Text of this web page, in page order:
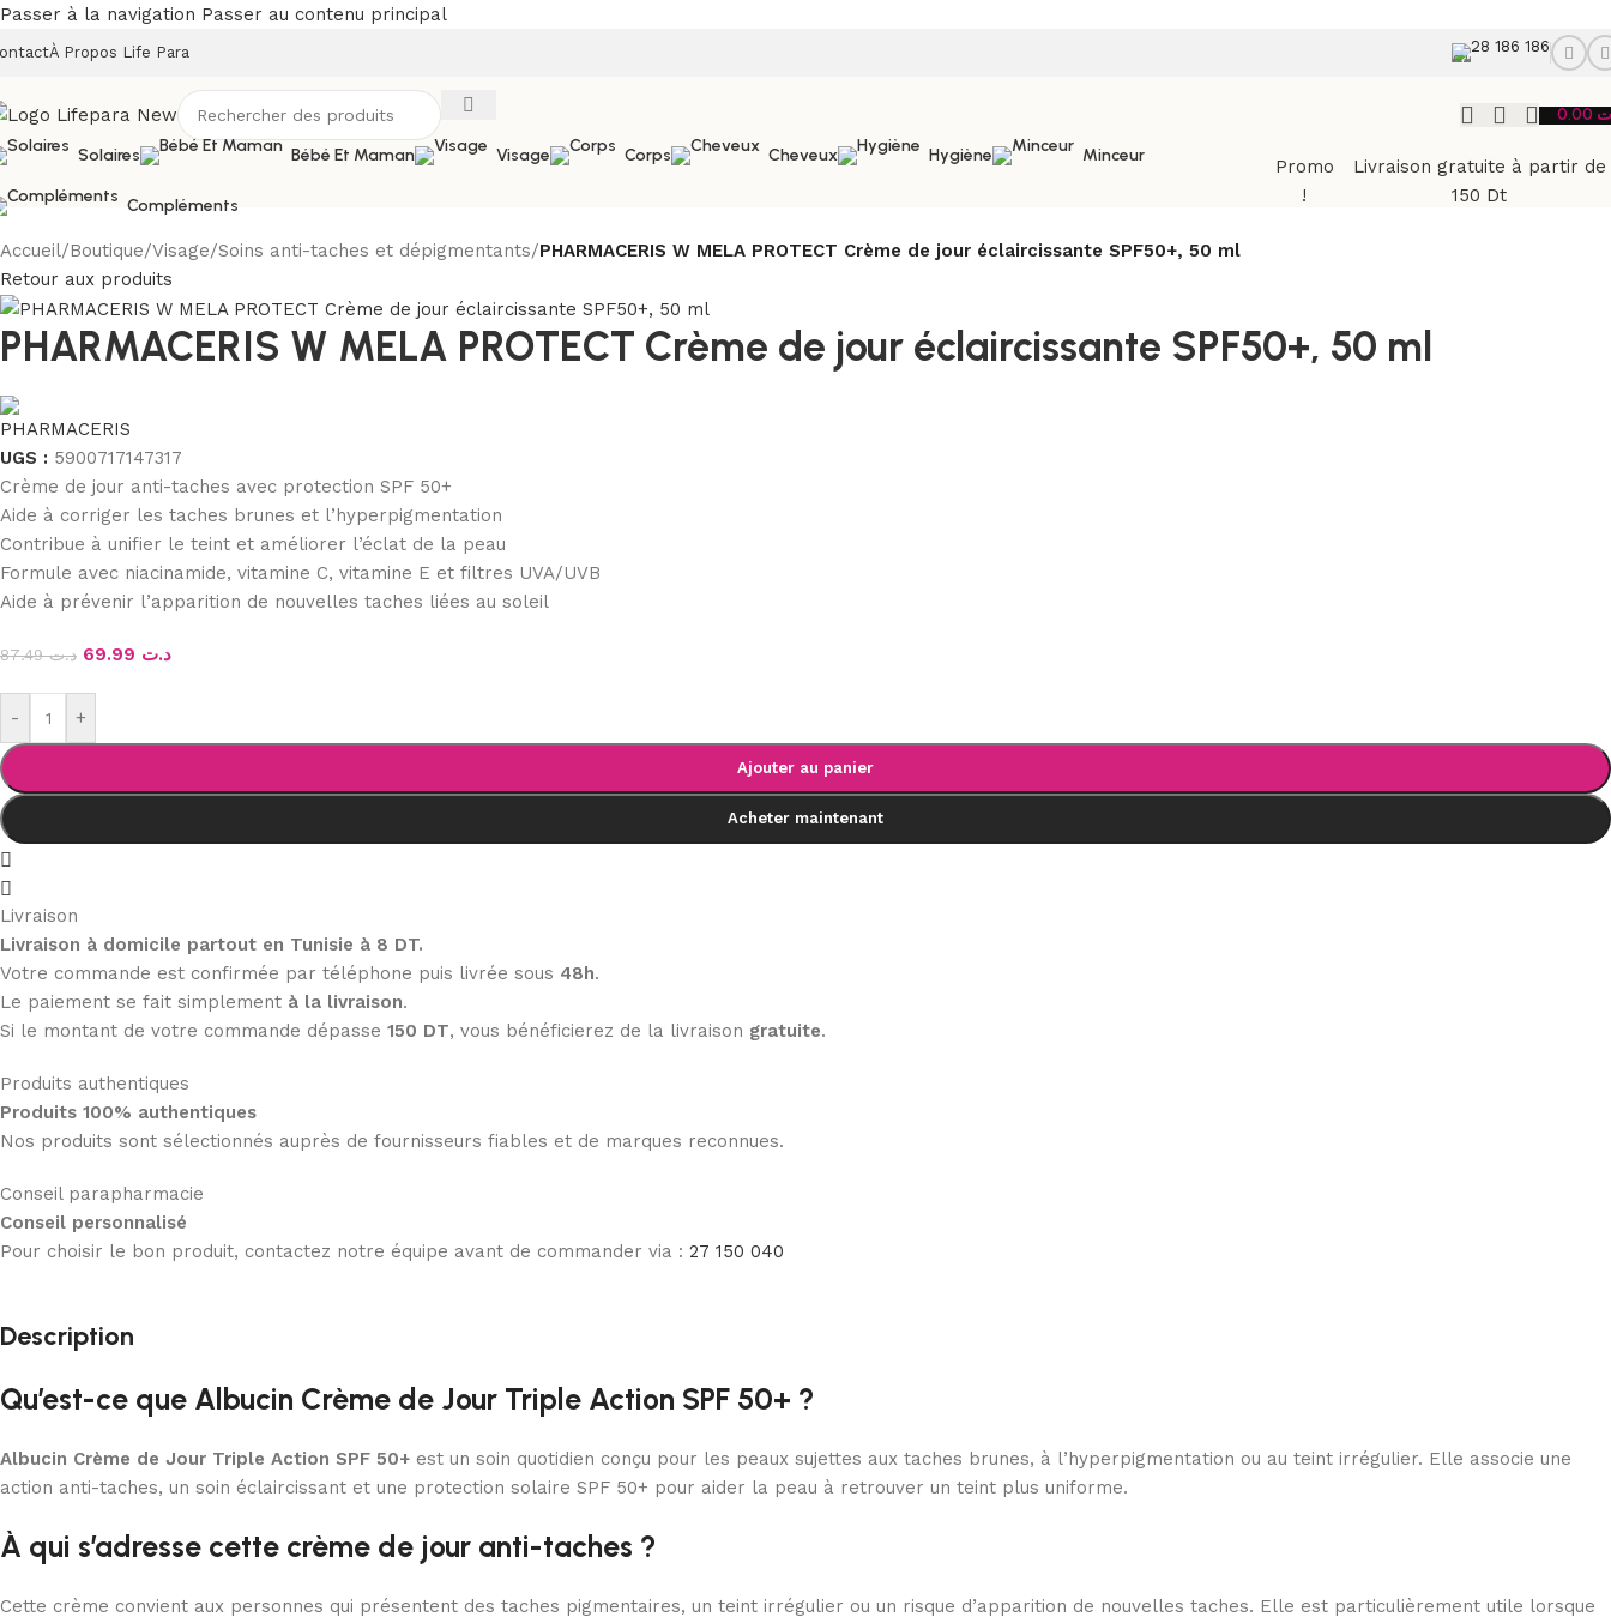
Passer à la navigation Passer au contenu principal
À Propos Life Para 28 186 186
Solaires
Bébé Et Maman Visage Corps Cheveux Hygiène Minceur
Compléments
Promo
!
Livraison gratuite à partir de
150 Dt
Accueil/Boutique/Visage/Soins anti-taches et dépigmentants/PHARMACERIS W MELA PROTECT Crème de jour éclaircissante SPF50+, 50 ml
Retour aux produits
PHARMACERIS W MELA PROTECT Crème de jour éclaircissante SPF50+, 50 ml
UGS : 5900717147317
Crème de jour anti-taches avec protection SPF 50+
Aide à corriger les taches brunes et l’hyperpigmentation
Contribue à unifier le teint et améliorer l’éclat de la peau
Formule avec niacinamide, vitamine C, vitamine E et filtres UVA/UVB
Aide à prévenir l’apparition de nouvelles taches liées au soleil
د.ت87.49 د.ت
- +
Ajouter au panier
Acheter maintenant
Livraison
Livraison à domicile partout en Tunisie à 8 DT.
Votre commande est confirmée par téléphone puis livrée sous 48h.
Le paiement se fait simplement à la livraison.
Si le montant de votre commande dépasse 150 DT, vous bénéficierez de la livraison gratuite.
Produits authentiques
Produits 100% authentiques
Nos produits sont sélectionnés auprès de fournisseurs fiables et de marques reconnues.
Conseil parapharmacie
Conseil personnalisé
Pour choisir le bon produit, contactez notre équipe avant de commander via : 27 150 040
Description
Qu’est-ce que Albucin Crème de Jour Triple Action SPF 50+ ?
Albucin Crème de Jour Triple Action SPF 50+ est un soin quotidien conçu pour les peaux sujettes aux taches brunes, à l’hyperpigmentation ou au teint irrégulier. Elle associe une
action anti-taches, un soin éclaircissant et une protection solaire SPF 50+ pour aider la peau à retrouver un teint plus uniforme.
À qui s’adresse cette crème de jour anti-taches ?
Cette crème convient aux personnes qui présentent des taches pigmentaires, un teint irrégulier ou un risque d’apparition de nouvelles taches. Elle est particulièrement utile lorsque